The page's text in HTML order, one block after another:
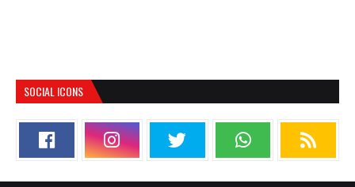
SOCIAL ICONS